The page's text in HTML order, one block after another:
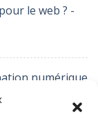
le web ? -
numérique
-